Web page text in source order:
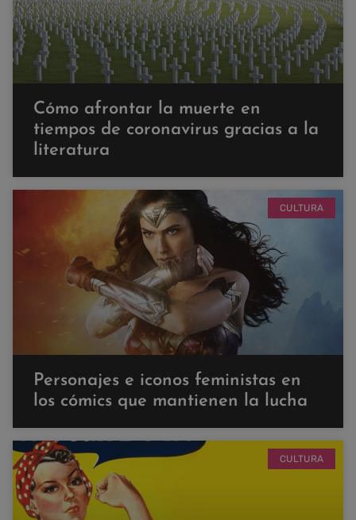
Cómo afrontar la muerte en
tiempos de coronavirus gracias a la
literatura
CULTURA
Personajes e iconos feministas en
los cómics que mantienen la lucha
CULTURA